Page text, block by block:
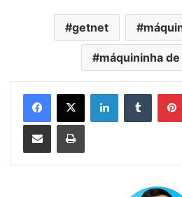
getnet
máquininha
LinkedinTumblr
Compartilhar via e-mail Imprimir